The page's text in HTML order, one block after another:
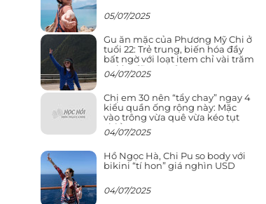
05/07/2025
Gu ăn mặc của Phương Mỹ Chi ở
tuổi 22: Trẻ trung, biến hóa đầy
bất ngờ với loạt item chỉ vài trăm
nghìn đã mua được
04/07/2025
Chị em 30 nên “tẩy chay” ngay 4
kiểu quần ống rộng này: Mặc
vào trông vừa quê vừa kéo tụt
chiều cao
04/07/2025
Hồ Ngọc Hà, Chi Pu so body với
bikini “tí hon” giá nghìn USD
04/07/2025